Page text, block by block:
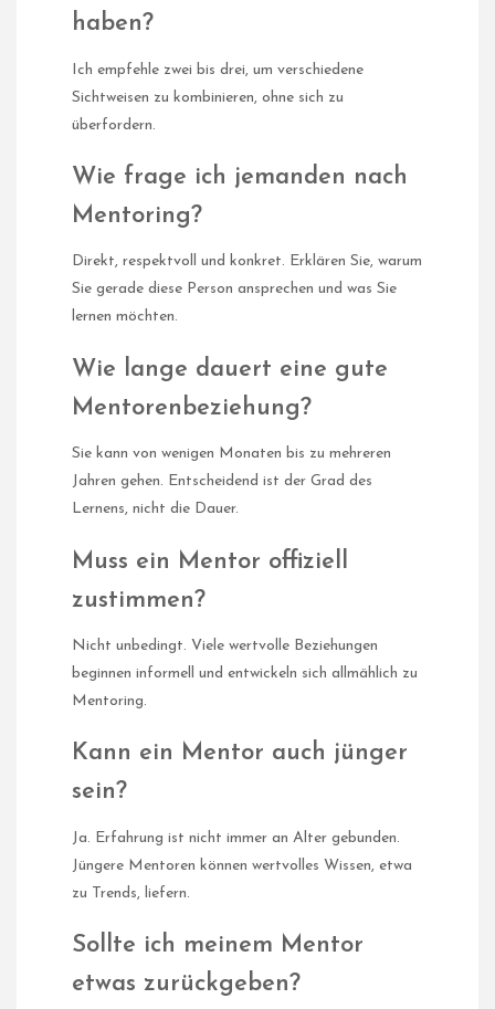
haben?
Ich empfehle zwei bis drei, um verschiedene
Sichtweisen zu kombinieren, ohne sich zu
überfordern.
Wie frage ich jemanden nach
Mentoring?
Direkt, respektvoll und konkret. Erklären Sie, warum
Sie gerade diese Person ansprechen und was Sie
lernen möchten.
Wie lange dauert eine gute
Mentorenbeziehung?
Sie kann von wenigen Monaten bis zu mehreren
Jahren gehen. Entscheidend ist der Grad des
Lernens, nicht die Dauer.
Muss ein Mentor offiziell
zustimmen?
Nicht unbedingt. Viele wertvolle Beziehungen
beginnen informell und entwickeln sich allmählich zu
Mentoring.
Kann ein Mentor auch jünger
sein?
Ja. Erfahrung ist nicht immer an Alter gebunden.
Jüngere Mentoren können wertvolles Wissen, etwa
zu Trends, liefern.
Sollte ich meinem Mentor
etwas zurückgeben?